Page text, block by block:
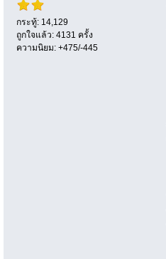
กระทู้: 14,129
ถูกใจแล้ว: 4131 ครั้ง
ความนิยม: +475/-445